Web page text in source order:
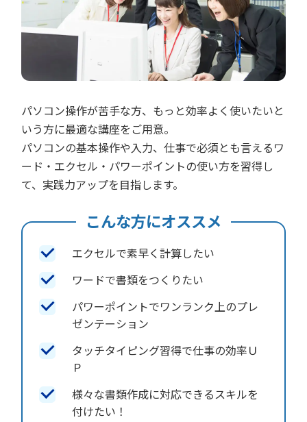
パソコン操作が苦手な方、もっと効率よく使いたいと
いう方に最適な講座をご用意。
パソコンの基本操作や入力、仕事で必須とも言えるワ
ード・エクセル・パワーポイントの使い方を習得し
て、実践力アップを目指します。
こんな方にオススメ
エクセルで素早く計算したい
ワードで書類をつくりたい
パワーポイントでワンランク上のプレ
ゼンテーション
タッチタイピング習得で仕事の効率Ｕ
Ｐ
様々な書類作成に対応できるスキルを
付けたい！